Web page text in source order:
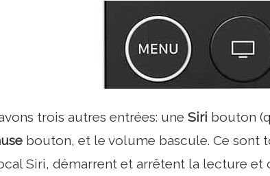
trois autres entrées: une Siri bouton
bouton, et le volume bascule. Ce sont
Siri, démarrent et arrêtent la lecture